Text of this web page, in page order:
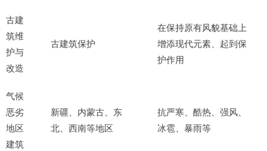
古建
筑维
护与
改造
古建筑保护
在保持原有风貌基础上
增添现代元素、起到保
护作用
气候
恶劣
地区
建筑
新疆、内蒙古、东
北、西南等地区
抗严寒、酷热、强风、
冰雹、暴雨等